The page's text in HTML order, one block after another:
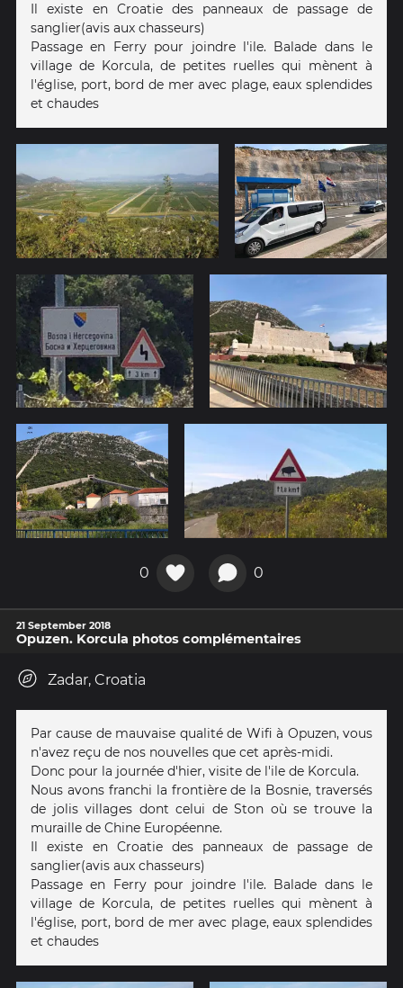
Il existe en Croatie des panneaux de passage de
sanglier(avis aux chasseurs)
Passage en Ferry pour joindre l'ile. Balade dans le
village de Korcula, de petites ruelles qui mènent à
l'église, port, bord de mer avec plage, eaux splendides
et chaudes
0 0
21 September 2018
Opuzen. Korcula photos complémentaires
Zadar, Croatia
Par cause de mauvaise qualité de Wifi à Opuzen, vous
n'avez reçu de nos nouvelles que cet après-midi.
Donc pour la journée d'hier, visite de l'ile de Korcula.
Nous avons franchi la frontière de la Bosnie, traversés
de jolis villages dont celui de Ston où se trouve la
muraille de Chine Européenne.
Il existe en Croatie des panneaux de passage de
sanglier(avis aux chasseurs)
Passage en Ferry pour joindre l'ile. Balade dans le
village de Korcula, de petites ruelles qui mènent à
l'église, port, bord de mer avec plage, eaux splendides
et chaudes